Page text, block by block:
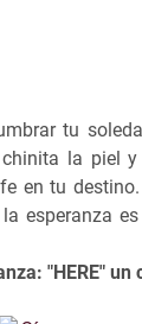
tu
la piel
en tu
esperanza
"HERE" un